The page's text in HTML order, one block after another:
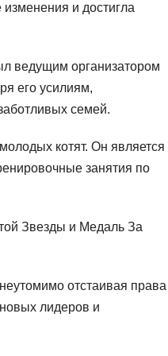
и достигла
ведущим организатором
его усилиям,
семей.
котят. Он является
занятия по
Звезды и Медаль За
отстаивая права
лидеров и